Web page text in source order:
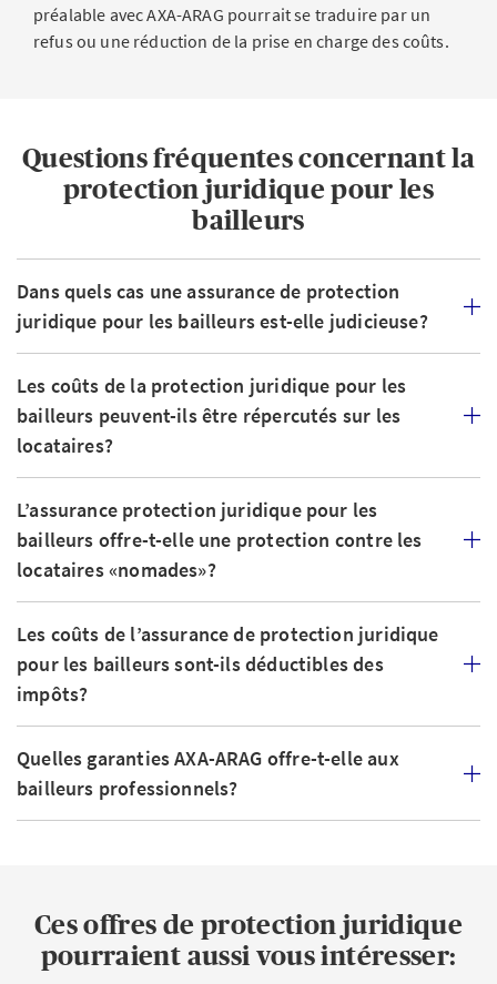
Le montant de la prime dépend de facteurs individuels.
C’est ce que l’on appelle le profil de risque. Il inclut des
Facteur
Étendue de la couverture
Impact
Plus l’étendue de la couverture que vous choisissez est
élevée, plus votre cotisation est importante.
Une autre question se pose: à combien s’élève la
franchise dans l’assurance de protection juridique pour
les bailleurs? Cette somme a également une influence
directe sur votre cotisation à l’assurance de protection
juridique pour les bailleurs.
vous prenez en charge en cas de litige est élevé, plus
votre cotisation à l’assurance de protection juridique
pour les bailleurs est basse.
préalable avec AXA-ARAG pourrait se traduire par un
refus ou une réduction de la prise en charge des coûts.
Questions fréquentes concernant la
protection juridique pour les
bailleurs
Dans quels cas une assurance de protection
juridique pour les bailleurs est-elle judicieuse?
Les coûts de la protection juridique pour les
bailleurs peuvent-ils être répercutés sur les
locataires?
L’assurance protection juridique pour les
bailleurs offre-t-elle une protection contre les
locataires «nomades»?
Les coûts de l’assurance de protection juridique
pour les bailleurs sont-ils déductibles des
impôts?
Quelles garanties AXA-ARAG offre-t-elle aux
bailleurs professionnels?
Ces offres de protection juridique
pourraient aussi vous intéresser: